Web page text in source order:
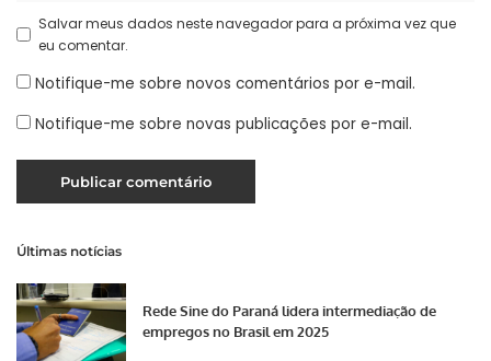
Salvar meus dados neste navegador para a próxima vez que
eu comentar.
Notifique-me sobre novos comentários por e-mail.
Notifique-me sobre novas publicações por e-mail.
Últimas notícias
Rede Sine do Paraná lidera intermediação de
empregos no Brasil em 2025